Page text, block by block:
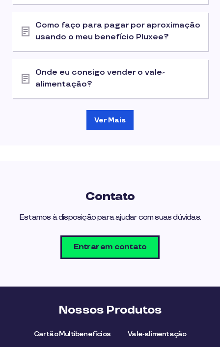
Como faço para pagar por aproximação
usando o meu benefício Pluxee?
Onde eu consigo vender o vale-
alimentação?
Ver Mais
Contato
Estamos à disposição para ajudar com suas dúvidas.
Entrar em contato
Nossos Produtos
Cartão Multibenefícios Vale-alimentação